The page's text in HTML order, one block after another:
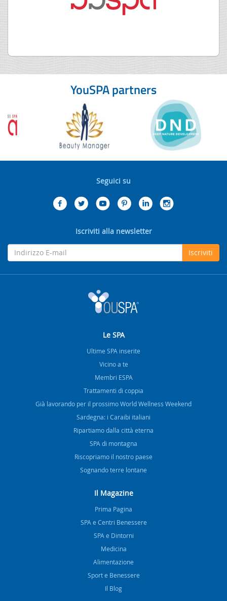
YouSPA partners
Seguici su
Iscriviti alla newsletter
Iscriviti
Le SPA
Ultime SPA inserite
Vicino a te
Membri ESPA
Trattamenti di coppia
Già lavorando per il prossimo World Wellness Weekend
Sardegna: i Caraibi italiani
Ripartiamo dalla città eterna
SPA di montagna
Riscopriamo il nostro paese
Sognando terre lontane
Il Magazine
Prima Pagina
SPA e Centri Benessere
SPA e Dintorni
Medicina
Alimentazione
Sport e Benessere
Il Blog